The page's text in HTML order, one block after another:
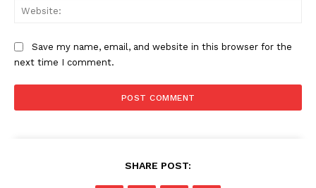
Save my name, email, and website in this browser for the
next time I comment.
SHARE POST: